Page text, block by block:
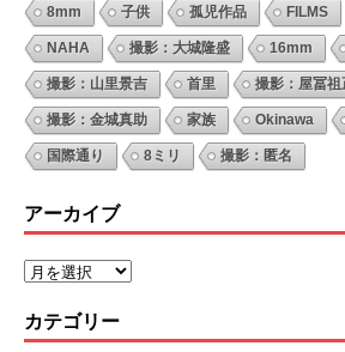
8mm 子供 孤児作品 FILMS
NAHA 撮影：大城隆盛 16mm
撮影：山里景吉 首里 撮影：屋冨祖
撮影：金城真助 家族 Okinawa
国際通り 8ミリ 撮影：匿名
アーカイブ
カテゴリー